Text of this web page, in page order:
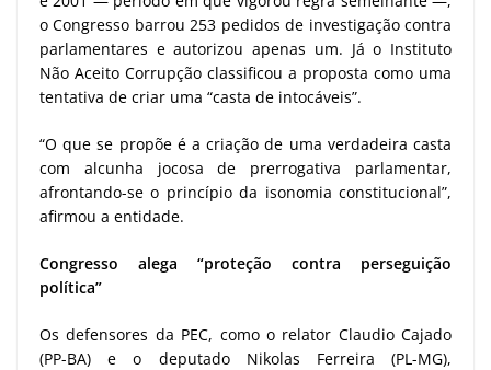
o Congresso barrou 253 pedidos de investigação contra
parlamentares e autorizou apenas um. Já o Instituto
Não Aceito Corrupção classificou a proposta como uma
tentativa de criar uma “casta de intocáveis”.
“O que se propõe é a criação de uma verdadeira casta
com alcunha jocosa de prerrogativa parlamentar,
afrontando-se o princípio da isonomia constitucional”,
afirmou a entidade.
Congresso alega “proteção contra perseguição
política”
Os defensores da PEC, como o relator Claudio Cajado
(PP-BA) e o deputado Nikolas Ferreira (PL-MG),